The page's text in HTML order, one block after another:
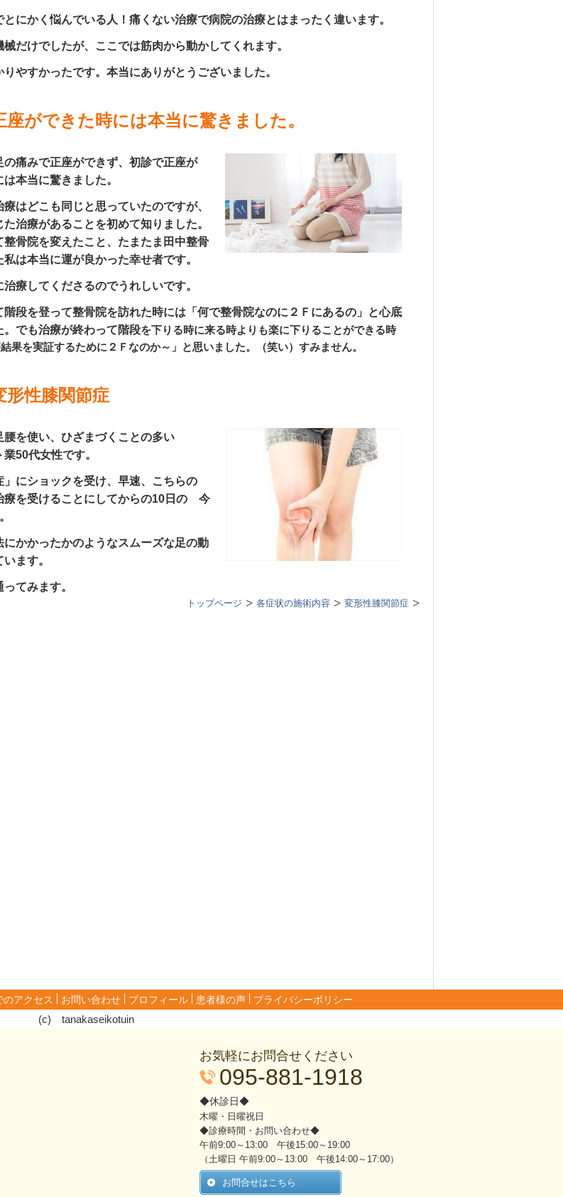
とにかく悩んでいる人！痛くない治療で病院の治療とはまったく違います。
械だけでしたが、ここでは筋肉から動かしてくれます。
りやすかったです。本当にありがとうございました。
座ができた時には本当に驚きました。
の痛みで正座ができず、初診で正座が
本当に驚きました。
はどこも同じと思っていたのですが、
治療があることを初めて知りました。
整骨院を変えたこと、たまたま田中整骨
私は本当に運が良かった幸せ者です。
療してくださるのでうれしいです。
階段を登って整骨院を訪れた時には「何で整骨院なのに２Ｆにあるの」と心底
。でも治療が終わって階段を下りる時に来る時よりも楽に下りることができる時
果を実証するために ２Ｆなのか～」と思いました。（笑い）すみません。
形性膝関節症
腰を使い、ひざまづくことの多い
50代女性です。
」にショックを受け、早速、こちらの
療を受けることにしてからの10日の 今
にかかったかのようなスムーズな足の動
ます。
てみます。
トップページ 各症状の施術内容 変形性膝関節症
のアクセス お問い合わせ プロフィール 患者様の声 プライバシーポリシー
(c) tanakaseikotuin
お気軽にお問合せください
095-881-1918
◆休診日◆
木曜・日曜祝日
◆診療時間・お問い合わせ◆
午前9:00～13:00 午後15:00～19:00
（土曜日 午前9:00～13:00 午後14:00～17:00）
お問合せはこちら